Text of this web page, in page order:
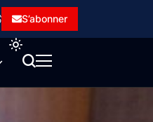
S’abonner